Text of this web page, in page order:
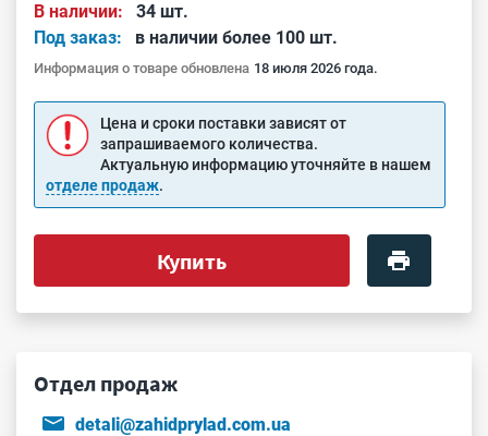
В наличии:
34 шт.
Под заказ:
в наличии более 100 шт.
Информация о товаре обновлена 18 июля 2026 года.
Цена и сроки поставки зависят от
запрашиваемого количества.
Актуальную информацию уточняйте в нашем
отделе продаж.
Купить
Отдел продаж
detali@zahidprylad.com.ua